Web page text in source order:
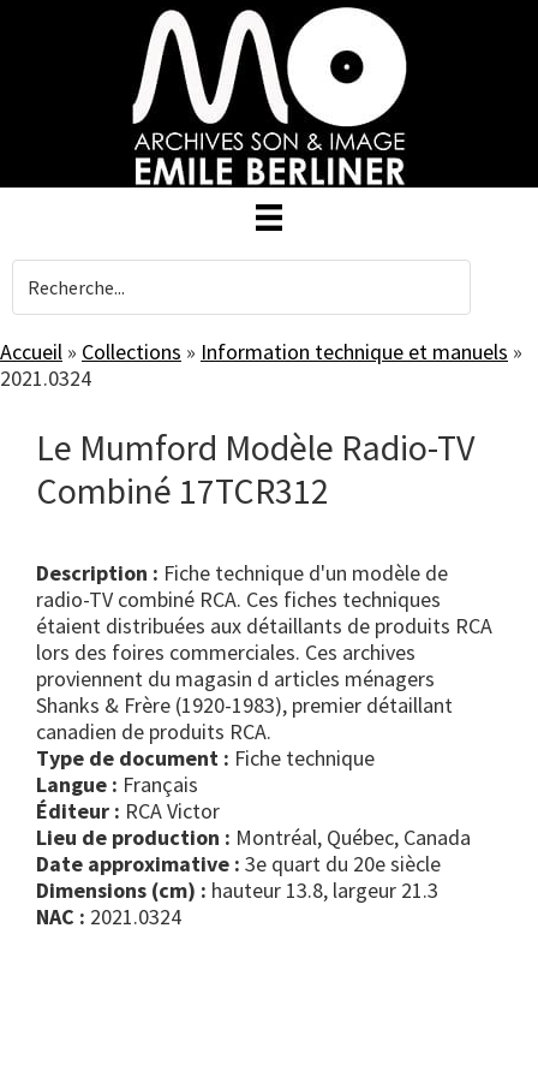
Accueil » Collections » Information technique et manuels »
2021.0324
Le Mumford Modèle Radio-TV
Combiné 17TCR312
Description : Fiche technique d'un modèle de
radio-TV combiné RCA. Ces fiches techniques
étaient distribuées aux détaillants de produits RCA
lors des foires commerciales. Ces archives
proviennent du magasin d articles ménagers
Shanks & Frère (1920-1983), premier détaillant
canadien de produits RCA.
Type de document :
fiche technique
Langue : Français
Éditeur : RCA Victor
Lieu de production : Montréal, Québec, Canada
Date approximative : 3e quart du 20e siècle
Dimensions (cm) : hauteur 13.8, largeur 21.3
NAC : 2021.0324